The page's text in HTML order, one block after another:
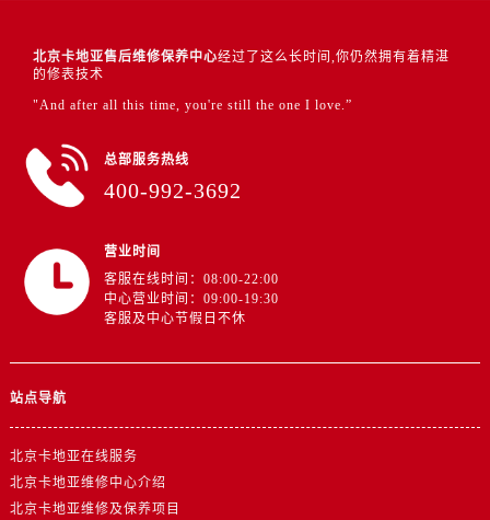
北京卡地亚售后维修保养中心经过了这么长时间,你仍然拥有着精湛
的修表技术
"And after all this time, you're still the one I love.”
总部服务热线
400-992-3692
营业时间
客服在线时间：08:00-22:00
中心营业时间：09:00-19:30
客服及中心节假日不休
站点导航
北京卡地亚在线服务
北京卡地亚维修中心介绍
北京卡地亚维修及保养项目